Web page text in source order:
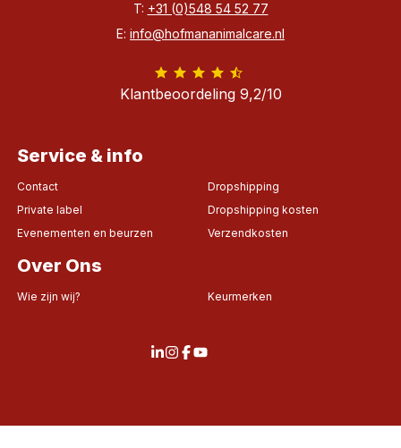
T: +31 (0)548 54 52 77
E: info@hofmananimalcare.nl
Klantbeoordeling 9,2/10
Service & info
Contact
Private label
Evenementen en beurzen
Dropshipping
Dropshipping kosten
Verzendkosten
Over Ons
Wie zijn wij? Keurmerken